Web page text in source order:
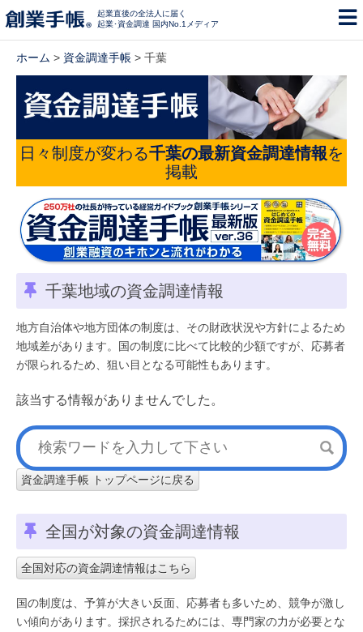
起業直後の全法人に届く
起業･資金調達 国内No.1メディア
ホーム > 資金調達手帳 > 千葉
日々制度が変わる千葉の最新資金調達情報を
掲載
千葉地域の資金調達情報
地方自治体や地方団体の制度は、その財政状況や方針によるため
地域差があります。国の制度に比べて比較的少額ですが、応募者
が限られるため、狙い目となる可能性もあります。
該当する情報がありませんでした。
資金調達手帳 トップページに戻る
全国が対象の資金調達情報
全国対応の資金調達情報はこちら
国の制度は、予算が大きい反面、応募者も多いため、競争が激し
い傾向があります。採択されるためには、専門家の力が必要とな